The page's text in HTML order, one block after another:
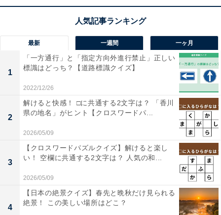
最新 一週間 一ヶ月
1
「一方通行」と「指定方向外進行禁止」正しい
標識はどっち？【道路標識クイズ】
2022/12/26
2
解けると快感！ □に共通する2文字は？ 「香川
県の地名」がヒント【クロスワードパ...
2026/05/09
3
【クロスワードパズルクイズ】解けると楽し
い！ 空欄に共通する2文字は？ 人気の和...
2026/05/09
4
【日本の絶景クイズ】春先と晩秋だけ見られる
絶景！ この美しい場所はどこ？